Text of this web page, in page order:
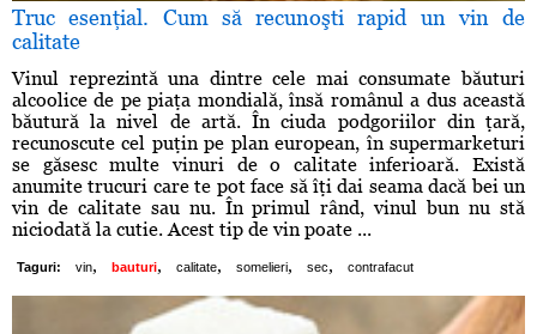
Truc esenţial. Cum să recunoşti rapid un vin de
calitate
Vinul reprezintă una dintre cele mai consumate băuturi
alcoolice de pe piaţa mondială, însă românul a dus această
băutură la nivel de artă. În ciuda podgoriilor din ţară,
recunoscute cel puţin pe plan european, în supermarketuri
se găsesc multe vinuri de o calitate inferioară. Există
anumite trucuri care te pot face să îţi dai seama dacă bei un
vin de calitate sau nu. În primul rând, vinul bun nu stă
niciodată la cutie. Acest tip de vin poate ...
Taguri: vin, bauturi, calitate, somelieri, sec, contrafacut